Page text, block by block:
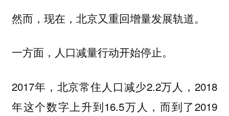
然而，现在，北京又重回增量发展轨道。
一方面，人口减量行动开始停止。
2017年，北京常住人口减少2.2万人，2018
年这个数字上升到16.5万人，而到了2019